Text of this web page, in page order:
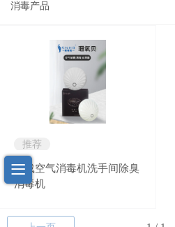
消毒产品
推荐
车载空气消毒机洗手间除臭
消毒机